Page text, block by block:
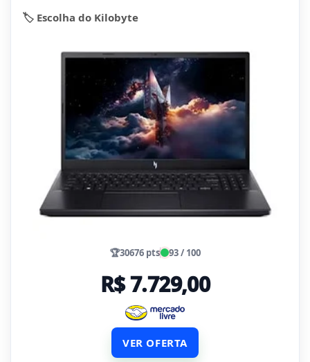
🏷️ Escolha do Kilobyte
🏆30676 pts 93 / 100
R$ 7.729,00
VER OFERTA